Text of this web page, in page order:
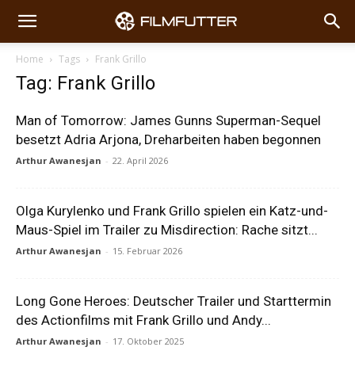
Home Tags Frank Grillo
Tag: Frank Grillo
Man of Tomorrow: James Gunns Superman-Sequel
besetzt Adria Arjona, Dreharbeiten haben begonnen
Arthur Awanesjan - 22. April 2026
Olga Kurylenko und Frank Grillo spielen ein Katz-und-
Maus-Spiel im Trailer zu Misdirection: Rache sitzt...
Arthur Awanesjan - 15. Februar 2026
Long Gone Heroes: Deutscher Trailer und Starttermin
des Actionfilms mit Frank Grillo und Andy...
Arthur Awanesjan - 17. Oktober 2025